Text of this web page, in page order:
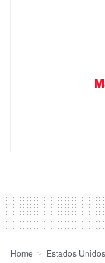
Home Estados Unidos